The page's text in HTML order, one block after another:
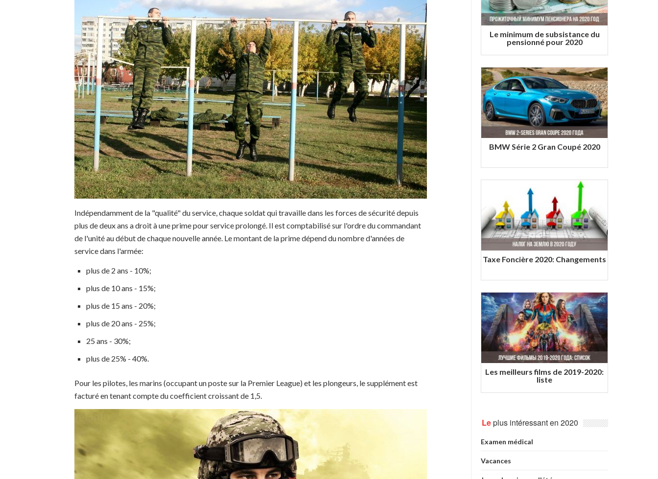
Indépendamment de la "qualité" du service, chaque soldat qui travaille dans les forces de sécurité depuis
plus de deux ans a droit à une prime pour service prolongé. Il est comptabilisé sur l'ordre du commandant
de l'unité au début de chaque nouvelle année. Le montant de la prime dépend du nombre d'années de
service dans l'armée:
plus de 2 ans - 10%;
plus de 10 ans - 15%;
plus de 15 ans - 20%;
plus de 20 ans - 25%;
25 ans - 30%;
plus de 25% - 40%.
Pour les pilotes, les marins (occupant un poste sur la Premier League) et les plongeurs, le supplément est
facturé en tenant compte du coefficient croissant de 1,5.
Le minimum de subsistance du
pensionné pour 2020
BMW Série 2 Gran Coupé 2020
Taxe Foncière 2020: Changements
Les meilleurs films de 2019-2020:
liste
Leplus intéressant en 2020
Examen médical
Vacances